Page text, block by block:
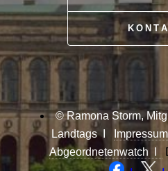
© Ramona Storm,
Landtags I
Abgeordnetenwatch I